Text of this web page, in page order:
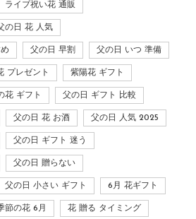
ライブ祝い花 通販
の日 花 人気
父の日 早割 父の日 いつ 準備
プレゼント 紫陽花 ギフト
花 ギフト 父の日 ギフト 比較
父の日 花 お酒 父の日 人気 2025
父の日 ギフト 迷う
父の日 贈らない
父の日 小さい ギフト 6月 花ギフト
節の花 6月 花 贈る タイミング